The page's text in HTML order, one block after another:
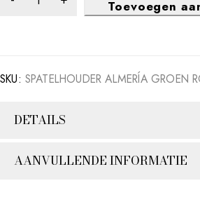
Toevoegen
SKU: SPATELHOUDER ALMERÍA GROEN
DETAILS
AANVULLENDE INFORMATIE